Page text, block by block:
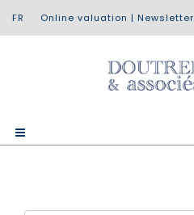
Online valuation | Newsletter